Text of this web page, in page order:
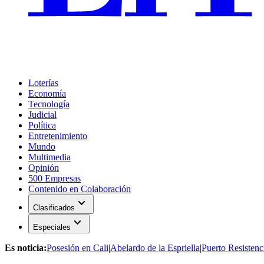
Loterías
Economía
Tecnología
Judicial
Política
Entretenimiento
Mundo
Multimedia
Opinión
500 Empresas
Contenido en Colaboración
Clasificados expand_more
Especiales expand_more
Es noticia:Posesión en Cali|Abelardo de la Espriella|Puerto